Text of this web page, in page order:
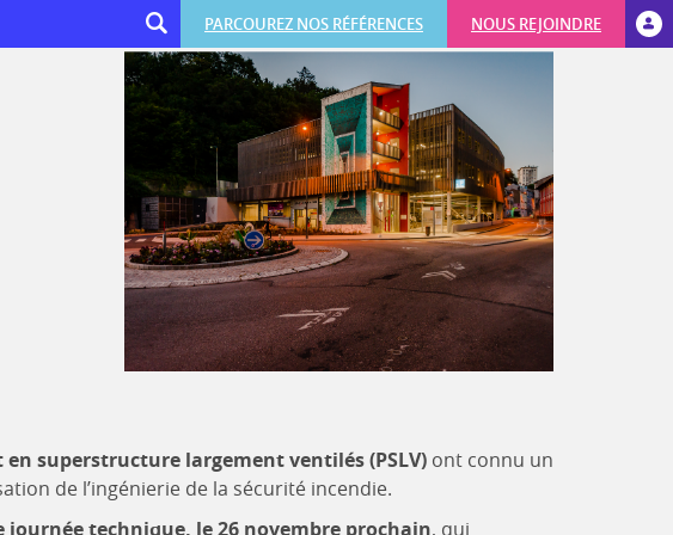
PARCOUREZ NOS RÉFÉRENCES NOUS REJOINDRE
superstructure largement ventilés (PSLV) ont connu un
de l’ingénierie de la sécurité incendie.
journée technique, le 26 novembre prochain, qui